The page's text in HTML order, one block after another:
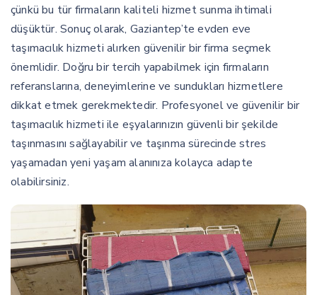
çünkü bu tür firmaların kaliteli hizmet sunma ihtimali
düşüktür. Sonuç olarak, Gaziantep’te evden eve
taşımacılık hizmeti alırken güvenilir bir firma seçmek
önemlidir. Doğru bir tercih yapabilmek için firmaların
referanslarına, deneyimlerine ve sundukları hizmetlere
dikkat etmek gerekmektedir. Profesyonel ve güvenilir bir
taşımacılık hizmeti ile eşyalarınızın güvenli bir şekilde
taşınmasını sağlayabilir ve taşınma sürecinde stres
yaşamadan yeni yaşam alanınıza kolayca adapte
olabilirsiniz.